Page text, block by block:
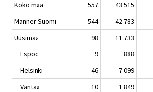
Koko maa 557 43 515
Manner-Suomi
544 42 783
Uusimaa
98 11 733
Espoo
9 888
Helsinki
46 7 099
Vantaa
10 1 849